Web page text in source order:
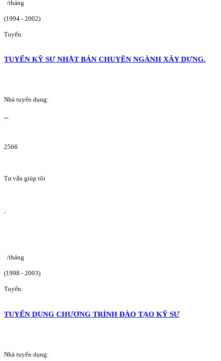
/tháng
(1994 - 2002)
Tuyển:
TUYỂN KỸ SƯ NHẬT BẢN CHUYÊN NGÀNH XÂY DỰNG.
Nhà tuyển dụng:
2566
Tư vấn giúp tôi
/tháng
(1998 - 2003)
Tuyển:
TUYỂN DỤNG CHƯƠNG TRÌNH ĐÀO TẠO KỸ SƯ
Nhà tuyển dụng: